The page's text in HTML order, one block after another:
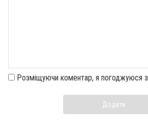
Розміщуючи коментар, я погоджуюся з
Додати